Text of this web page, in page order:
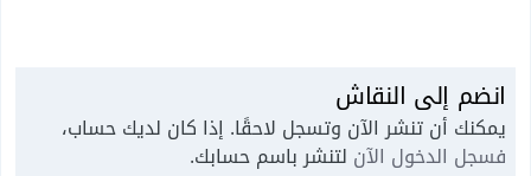
انضم إلى النقاش
يمكنك أن تنشر الآن وتسجل لاحقًا. إذا كان لديك حساب،
فسجل الدخول الآن لتنشر باسم حسابك.